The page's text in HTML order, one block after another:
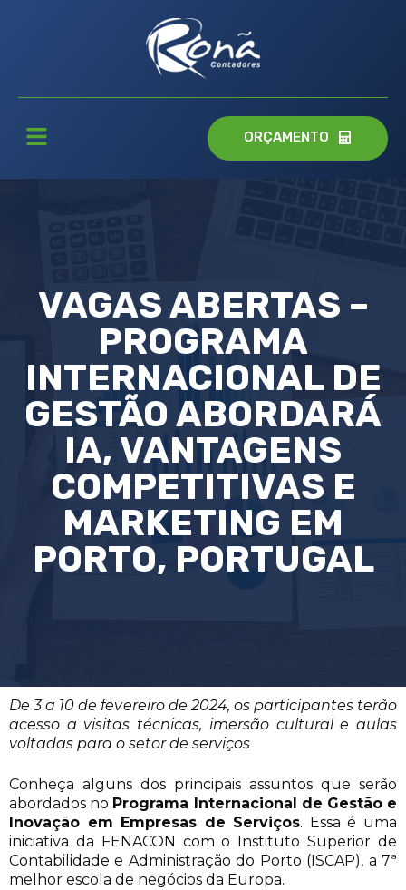
ORÇAMENTO
VAGAS ABERTAS –
PROGRAMA
INTERNACIONAL DE
GESTÃO ABORDARÁ
IA, VANTAGENS
COMPETITIVAS E
MARKETING EM
PORTO, PORTUGAL
De 3 a 10 de fevereiro de 2024, os participantes terão
acesso a visitas técnicas, imersão cultural e aulas
voltadas para o setor de serviços
Conheça alguns dos principais assuntos que serão
abordados no Programa Internacional de Gestão e
Inovação em Empresas de Serviços. Essa é uma
iniciativa da FENACON com o Instituto Superior de
Contabilidade e Administração do Porto (ISCAP), a 7ª
melhor escola de negócios da Europa.